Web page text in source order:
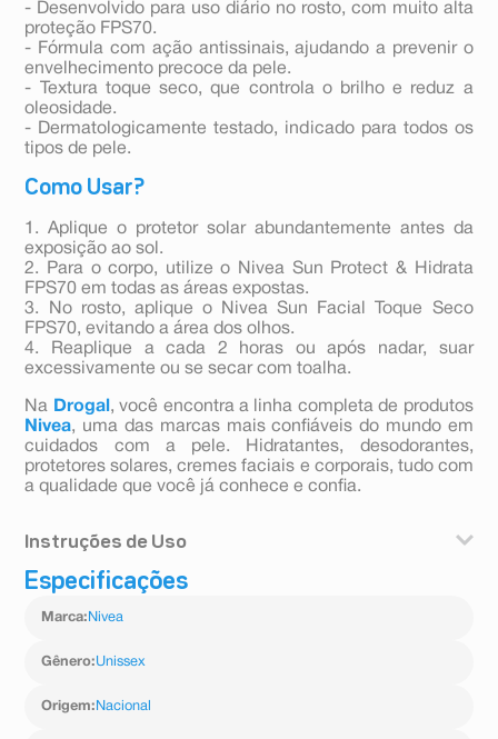
- Desenvolvido para uso diário no rosto, com muito alta
proteção FPS70.
- Fórmula com ação antissinais, ajudando a prevenir o
envelhecimento precoce da pele.
- Textura toque seco, que controla o brilho e reduz a
oleosidade.
- Dermatologicamente testado, indicado para todos os
tipos de pele.
Como Usar?
1. Aplique o protetor solar abundantemente antes da
exposição ao sol.
2. Para o corpo, utilize o Nivea Sun Protect & Hidrata
FPS70 em todas as áreas expostas.
3. No rosto, aplique o Nivea Sun Facial Toque Seco
FPS70, evitando a área dos olhos.
4. Reaplique a cada 2 horas ou após nadar, suar
excessivamente ou se secar com toalha.
Na Drogal , você encontra a linha completa de produtos
Nivea, uma das marcas mais confiáveis do mundo em
cuidados com a pele. Hidratantes, desodorantes,
protetores solares, cremes faciais e corporais, tudo com
a qualidade que você já conhece e confia.
Instruções de Uso
1. Aplique o protetor solar abundantemente antes da
2. Para o corpo, utilize o Nivea Sun Protect & Hidrata
3. No rosto, aplique o Nivea Sun Facial Toque Seco
4. Reaplique a cada 2 horas ou após nadar, suar
Especificações
Marca: Nivea
Gênero:Unissex
Origem: Nacional